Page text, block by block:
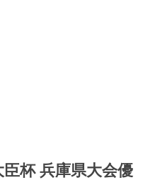
杯 兵庫県大会優